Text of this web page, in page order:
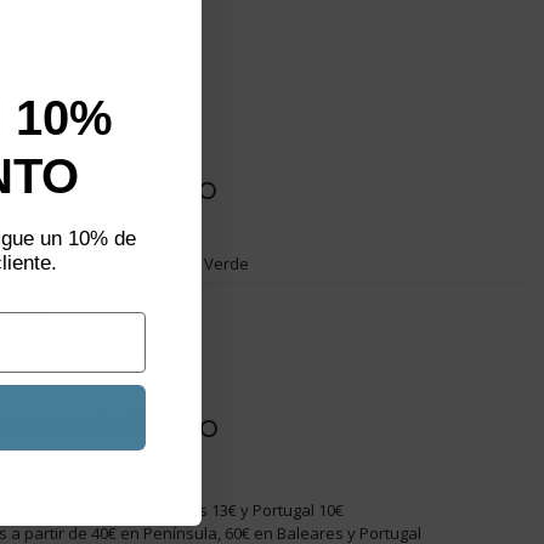
del producto
Verde
03
de Envío
Península 5€, Baleares 13€ y Portugal 10€
a partir de 40€ en Península, 60€ en Baleares y Portugal
not show again.
un
10%
un 10% de